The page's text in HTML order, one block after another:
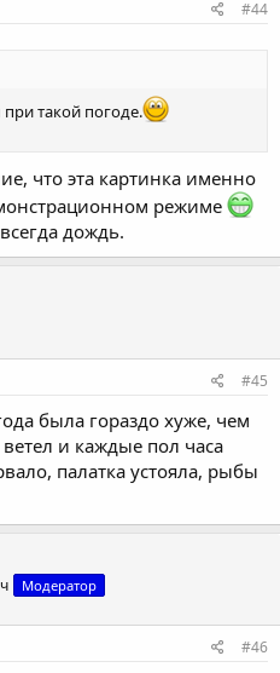
#44
такой погоде.
что эта картинка именно
режиме
дождь.
#45
была гораздо хуже, чем
и каждые пол часа
палатка устояла, рыбы
Модератор
#46